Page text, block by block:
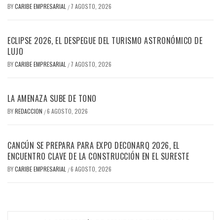
BYCARIBE EMPRESARIAL / 7 AGOSTO, 2026
ECLIPSE 2026, EL DESPEGUE DEL TURISMO ASTRONÓMICO DE
LUJO
BYCARIBE EMPRESARIAL / 7 AGOSTO, 2026
LA AMENAZA SUBE DE TONO
BYREDACCION /6 AGOSTO, 2026
CANCÚN SE PREPARA PARA EXPO DECONARQ 2026, EL
ENCUENTRO CLAVE DE LA CONSTRUCCIÓN EN EL SURESTE
BYCARIBE EMPRESARIAL /6 AGOSTO, 2026